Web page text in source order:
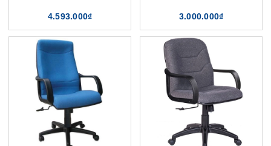
4.593.000₫ 3.000.000₫